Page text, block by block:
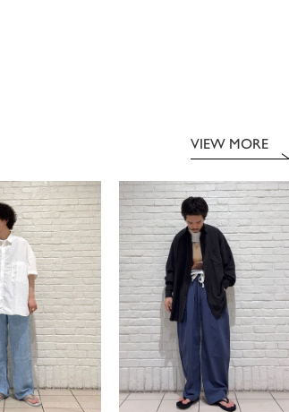
VIEW MORE